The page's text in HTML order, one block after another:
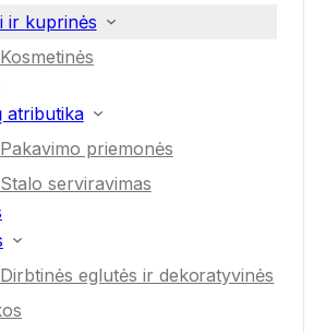
ir kuprinės
Kosmetinės
atributika
Pakavimo priemonės
Stalo serviravimas
Dirbtinės eglutės ir dekoratyvinės